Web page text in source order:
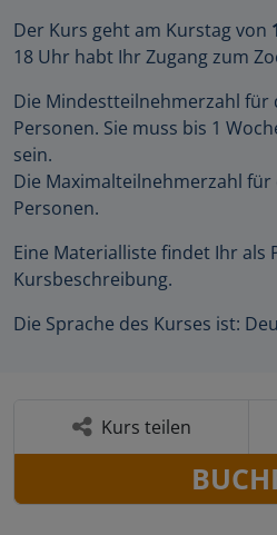
Der Kurs geht am Kurstag von
18 Uhr habt Ihr Zugang zum
Die Mindestteilnehmerzahl für
Personen. Sie muss bis 1
sein.
Die Maximalteilnehmerzahl für
Personen.
Eine Materialliste findet Ihr als
Kursbeschreibung.
Die Sprache des Kurses ist:
Kurs teilen